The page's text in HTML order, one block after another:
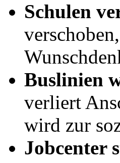
Schulen
Buslinien
verliert
wird zur
Jobcenter